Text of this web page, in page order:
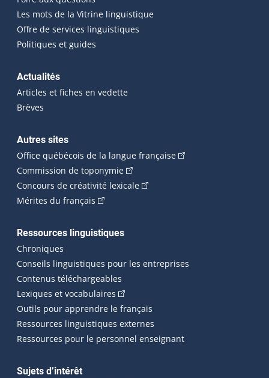
Les mots de la Vitrine linguistique
Offre de services linguistiques
Politiques et guides
Actualités
Articles et fiches en vedette
Brèves
Autres sites
Office québécois de la langue française(Cet hyperlien
Commission de toponymie(Cet hyperlien externe s'ouvrira
Concours de créativité lexicale(Cet hyperlien externe
Mérites du français (Cet hyperlien externe s'ouvrira dans une
Ressources linguistiques
Chroniques
Conseils linguistiques pour les entreprises
Contenus téléchargeables
Lexiques et vocabulaires (Cet hyperlien externe s'ouvrira
Outils pour apprendre le français
Ressources linguistiques externes
Ressources pour le personnel enseignant
Sujets d’intérêt